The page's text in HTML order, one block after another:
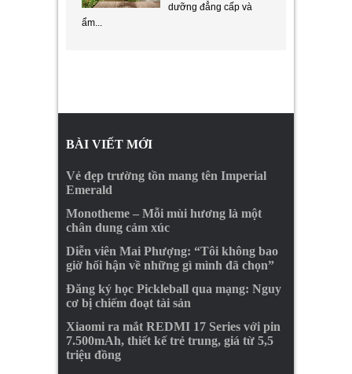
dưỡng đẳng cấp và
ẩm...
BÀI VIẾT MỚI
Vẻ đẹp trường tồn mang tên Imperial
Emerald
Monotheme – Mỗi mùi hương là một
chân dung cảm xúc
Diễn viên Mai Phượng: “Tôi không bao
giờ hối hận về những gì mình đã chọn”
Đăng ký học Pickleball qua mạng: Nguy
cơ bị chiếm đoạt tài sản
Xiaomi ra mắt REDMI 17 Series với pin
7.500mAh, thiết kế trẻ trung, giá từ 5,5
triệu đồng